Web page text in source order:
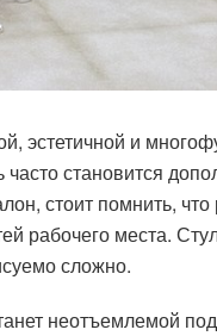
и
становится
стоит помнить,
рабочего места.
сложно.
неотъемлемой